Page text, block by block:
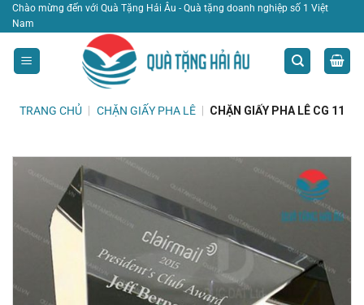
Bỏ
qua
nội
dung
Chào mừng đến với Quà Tặng Hải Âu - Quà tặng doanh nghiệp số 1 Việt
Nam
TRANG CHỦ CHẶN GIẤY PHA LÊ CHẶN GIẤY PHA LÊ CG 11